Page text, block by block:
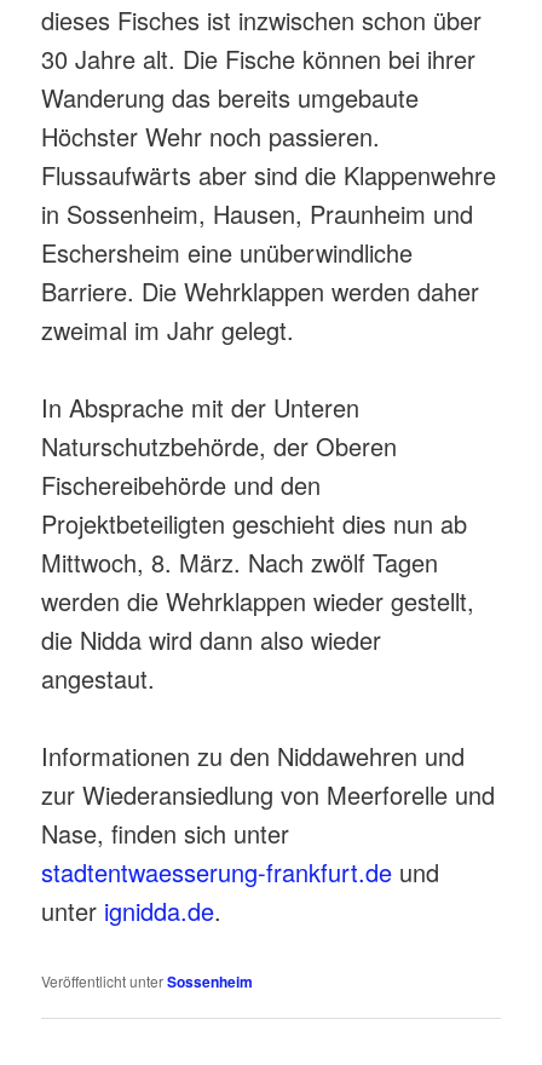
dieses Fisches ist inzwischen schon über
30 Jahre alt. Die Fische können bei ihrer
Wanderung das bereits umgebaute
Höchster Wehr noch passieren.
Flussaufwärts aber sind die Klappenwehre
in Sossenheim, Hausen, Praunheim und
Eschersheim eine unüberwindliche
Barriere. Die Wehrklappen werden daher
zweimal im Jahr gelegt.
In Absprache mit der Unteren
Naturschutzbehörde, der Oberen
Fischereibehörde und den
Projektbeteiligten geschieht dies nun ab
Mittwoch, 8. März. Nach zwölf Tagen
werden die Wehrklappen wieder gestellt,
die Nidda wird dann also wieder
angestaut.
Informationen zu den Niddawehren und
zur Wiederansiedlung von Meerforelle und
Nase, finden sich unter
stadtentwaesserung-frankfurt.de und
unter ignidda.de.
Veröffentlicht unterSossenheim